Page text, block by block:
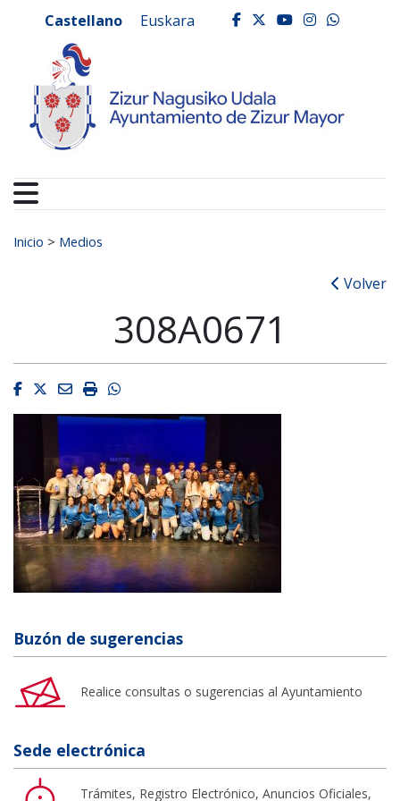
Ayuntamiento de
Castellano Euskara facebook
twitter
youtube
Buscar:
Inicio > Medios
Volver
308A0671
Facebook
Twitter
EmailImprimirWhatsapp
Buzón de sugerencias
Realice consultas o sugerencias al Ayuntamiento
Sede electrónica
Trámites, Registro Electrónico, Anuncios Oficiales,